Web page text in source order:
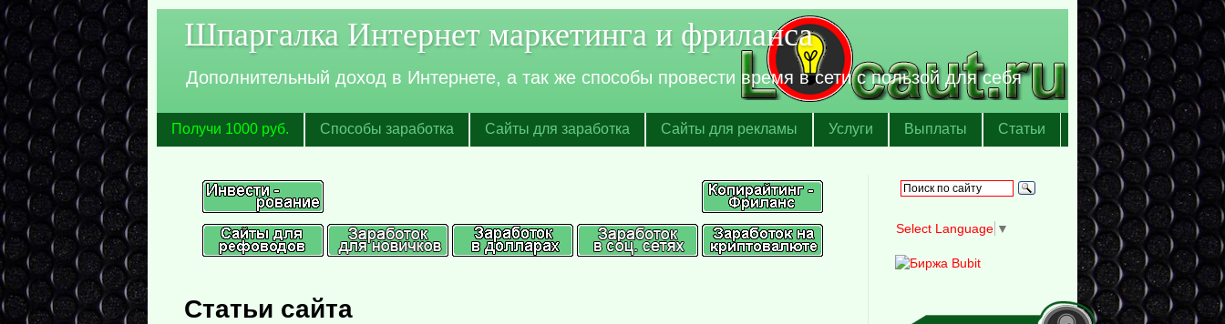
Шпаргалка Интернет маркетинга и фриланса
Дополнительный доход в Интернете, а так же способы провести время в сети с пользой для себя
Получи 1000 руб. Способы заработка Сайты для заработка Сайты для рекламы Услуги Выплаты Статьи
Статьи сайта
Select Language ▼